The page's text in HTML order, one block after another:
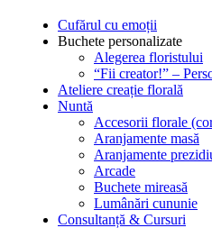
Cufărul cu emoții
Buchete personalizate
Alegerea floristului
“Fii creator!” –
Ateliere creație florală
Nuntă
Accesorii florale
Aranjamente masă
Aranjamente
Arcade
Buchete mireasă
Lumânări cununie
Consultanță & Cursuri